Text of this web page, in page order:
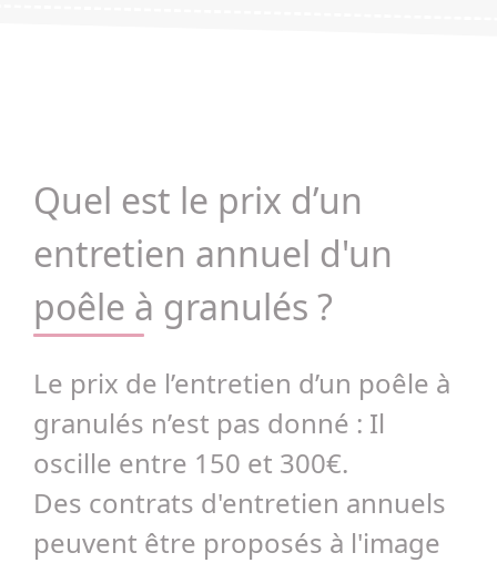
Quel est le prix d’un
entretien annuel d'un
poêle à granulés ?
Le prix de l’entretien d’un poêle à
granulés n’est pas donné : Il
oscille entre 150 et 300€.
Des contrats d'entretien annuels
peuvent être proposés à l'image